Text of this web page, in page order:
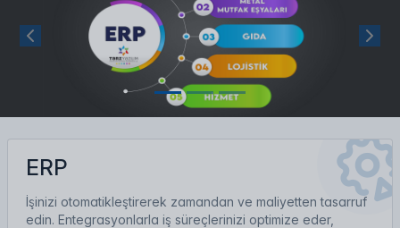
Previous Next
ERP
İşinizi otomatikleştirerek zamandan ve maliyetten tasarruf
edin. Entegrasyonlarla iş süreçlerinizi optimize eder,